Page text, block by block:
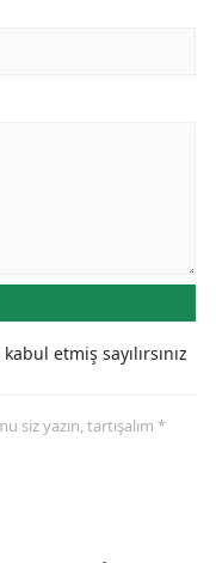
etmiş sayılırsınız
siz yazın, tartışalım *